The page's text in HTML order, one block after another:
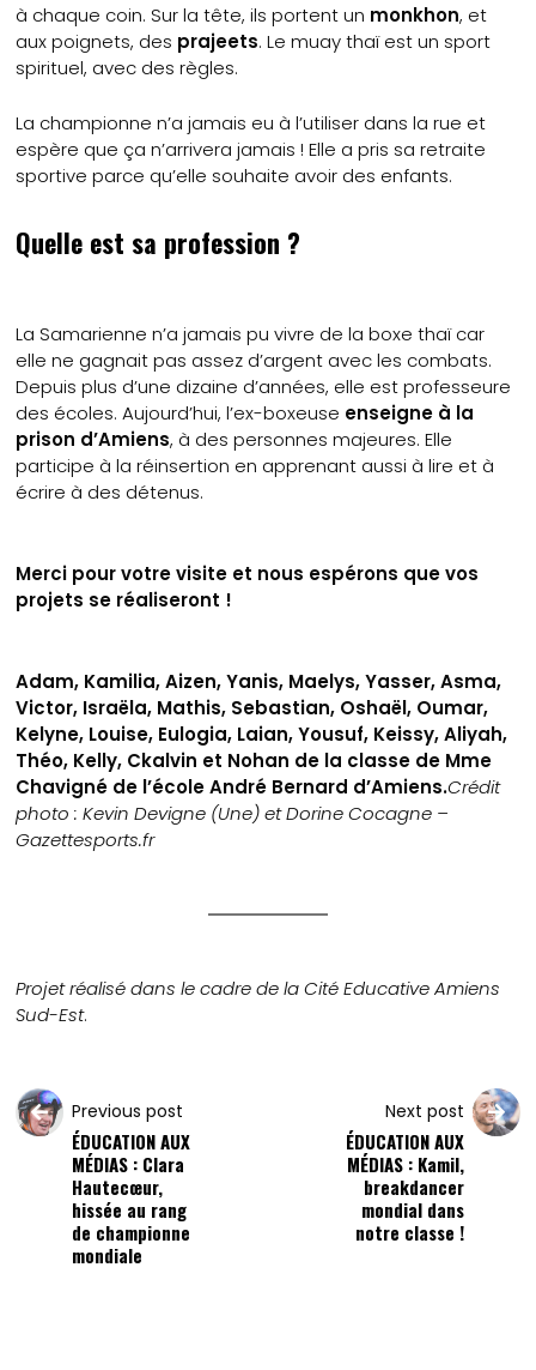
à chaque coin. Sur la tête, ils portent un monkhon, et
aux poignets, des prajeets. Le muay thaï est un sport
spirituel, avec des règles.
La championne n’a jamais eu à l’utiliser dans la rue et
espère que ça n’arrivera jamais ! Elle a pris sa retraite
sportive parce qu’elle souhaite avoir des enfants.
Quelle est sa profession ?
La Samarienne n’a jamais pu vivre de la boxe thaï car
elle ne gagnait pas assez d’argent avec les combats.
Depuis plus d’une dizaine d’années, elle est professeure
des écoles. Aujourd’hui, l’ex-boxeuse enseigne à la
prison d’Amiens, à des personnes majeures. Elle
participe à la réinsertion en apprenant aussi à lire et à
écrire à des détenus.
Merci pour votre visite et nous espérons que vos
projets se réaliseront !
Adam, Kamilia, Aizen, Yanis, Maelys, Yasser, Asma,
Victor, Israëla, Mathis, Sebastian, Oshaël, Oumar,
Kelyne, Louise, Eulogia, Laian, Yousuf, Keissy, Aliyah,
Théo, Kelly, Ckalvin et Nohan de la classe de Mme
Chavigné de l’école André Bernard d’Amiens.Crédit
photo : Kevin Devigne (Une) et Dorine Cocagne –
Gazettesports.fr
Projet réalisé dans le cadre de la Cité Educative Amiens
Sud-Est.
Previous post
ÉDUCATION AUX
MÉDIAS : Clara
Hautecœur,
hissée au rang
de championne
mondiale
Next post
ÉDUCATION AUX
MÉDIAS : Kamil,
breakdancer
mondial dans
notre classe !